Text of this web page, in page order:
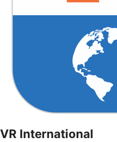
VR International